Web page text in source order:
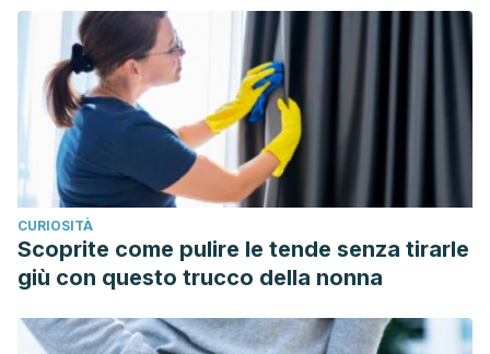
Halteh P, Scher RK, Lipner SR. Over-the-counter and
natural remedies for onychomycosis: do they really work?
Cutis.
2016;98(5);E16-E25.
Bodman MA, Krishnamurthy K.
Onychomycosis. [Actualizado 2019 8 de junio]. En:
StatPearls [Internet]. Treasure Island (FL): StatPearls
Publishing; 2019 ene-.Disponible en:
https://www.ncbi.nlm.nih.gov/books/NBK441853/
Woods-Panzaru S, Nelson D, McCollum G, Ballard LM, Millar
BC, Maeda Y, Goldsmith CE, Rooney PJ, Loughrey A, Rao
JR, Moore JE. An examination of antibacterial and
CURIOSITÀ
Scoprite come pulire le tende senza tirarle
giù con questo trucco della nonna